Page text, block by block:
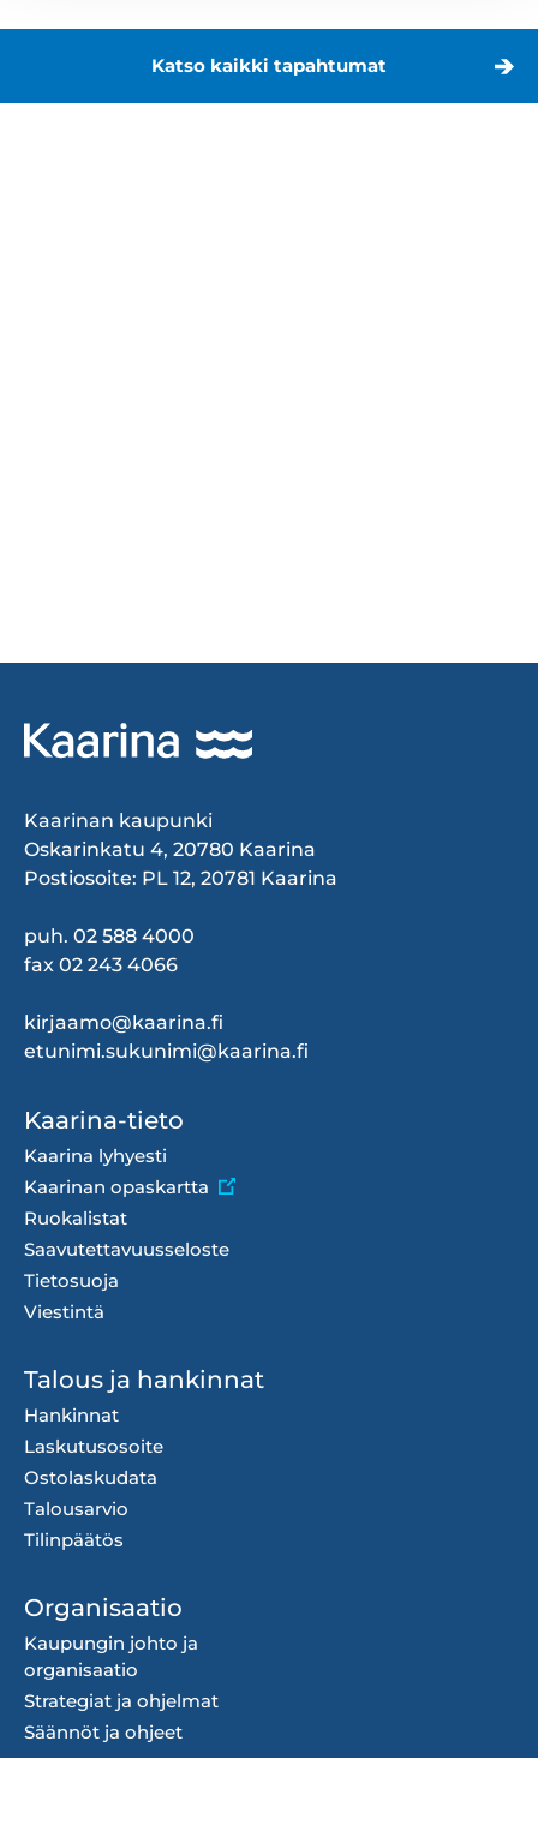
Katso kaikki tapahtumat
Kaarinan kaupunki
Oskarinkatu 4, 20780 Kaarina
Postiosoite: PL 12, 20781 Kaarina
puh. 02 588 4000
fax 02 243 4066
kirjaamo@kaarina.fi
etunimi.sukunimi@kaarina.fi
Footer
menu
Kaarina-tieto
Kaarina lyhyesti
Kaarinan opaskartta
Ruokalistat
Saavutettavuusseloste
Tietosuoja
Viestintä
Talous ja hankinnat
Hankinnat
Laskutusosoite
Ostolaskudata
Talousarvio
Tilinpäätös
Organisaatio
Kaupungin johto ja
organisaatio
Strategiat ja ohjelmat
Säännöt ja ohjeet